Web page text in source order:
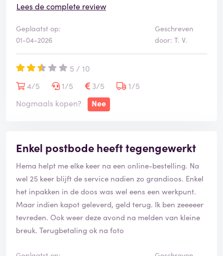
licht gekomen. De gordijnen zijn verder op zich netjes.
Lees de complete review
Geplaatst op:
01-04-2026
Geschreven
door: T. V.
5 / 10
4/5
1/5 3/5
1/5
Nogmaals kopen?
Nee
Enkel postbode heeft tegengewerkt
Hema helpt me elke keer na een online-bestelling. Na
wel 25 keer blijft de service nadien zo grandioos. Enkel
het inpakken in de doos was wel eens een werkpunt.
Maar indien kapot geleverd, geld terug. Ik ben zeeeeer
tevreden. Ook weer deze avond na melden van kleine
breuk. Terugbetaling ok na foto